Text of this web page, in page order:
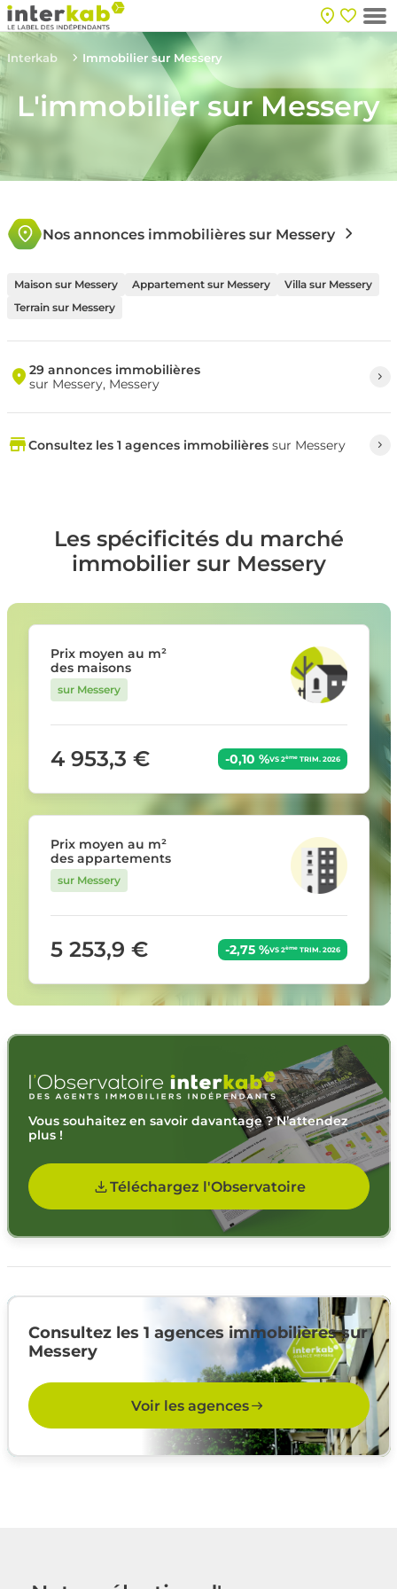
Interkab Immobilier sur Messery
L'immobilier sur Messery
Nos annonces immobilières sur Messery
Maison sur Messery Appartement sur Messery
Villa sur Messery
Terrain sur Messery
29 annonces immobilières
sur Messery, Messery
Consultez les 1 agences immobilièressur Messery
Les spécificités du marché
immobilier sur Messery
Prix moyen au m²
des maisons
sur Messery
4 953,3 € -0,10 %VS 2èmeTRIM. 2026
Prix moyen au m²
des appartements
sur Messery
5 253,9 € -2,75 %VS 2èmeTRIM. 2026
Vous souhaitez en savoir davantage ? N’attendez
plus !
Téléchargez l'Observatoire
Consultez les 1 agences immobilières sur
Messery
Voir les agences